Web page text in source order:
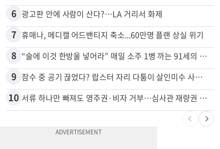
6 광고판 안에 사람이 산다?…LA 거리서 화제
7 휴매나, 메디캘 어드밴티지 축소...60만명 플랜 상실 위기
8 “술에 이것 한방울 넣어라” 매일 소주 1병 까는 91세의 철칙
9 잠수 중 공기 끊었다? 랍스터 자리 다툼이 살인미수 사건으로
10 서류 하나만 빠져도 영주권·비자 거부…심사관 재량권 대폭 확대